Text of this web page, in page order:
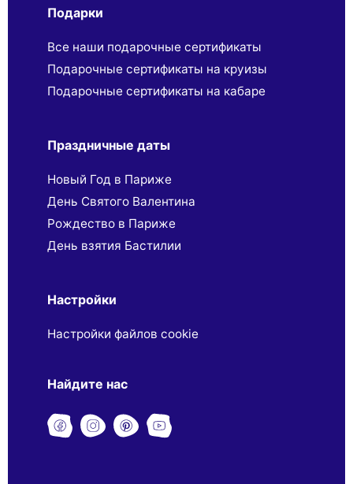
Подарки
Все наши подарочные сертификаты
Подарочные сертификаты на круизы
Подарочные сертификаты на кабаре
Праздничные даты
Новый Год в Париже
День Святого Валентина
Рождество в Париже
День взятия Бастилии
Настройки
Настройки файлов cookie
Найдите нас